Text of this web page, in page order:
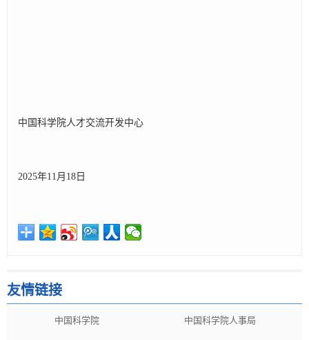
中国科学院人才交流开发中心
2025年11月18日
友情链接
中国科学院 中国科学院人事局